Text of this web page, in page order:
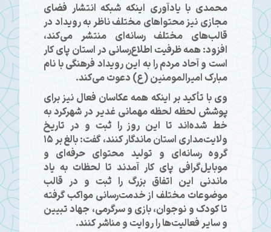
محمدی با یادآوری اینکه شبکه انتشار فضای
مجازی نیز محتواهای مختلف ناظر به رویداد در
قالب‌های مختلف رسانه‌ای منتشر می‌کند،
افزود: همه ظرفیت اطلاع‌رسانی در استان پای کار
است و آحاد مردم را به این رویداد فرهنگی با نام
مبارک امیرالمومنین (ع) دعوت می‌کند.
وی با تأکید بر اینکه همه عکاسان فعال نیز برای
پوشش لحظه لحظه مهمانی غدیر در شهرکرد به
خط شده‌اند‌ تا این روز را ثبت و در تاریخ
ولایت‌مداری استان ماندگار کنند، گفت: بالغ بر ۱۵
گروه رسانه‌ای و تولید محتوای حرفه‌ای و
موبایل‌گرافی پای کار آمدند تا لحظات به یاد
ماندنی این اتفاق بزرگ را ثبت و در قالب
موضوعات مختلف از خدمت‌رسانی مواکب گرفته
تا کودک و نوجوان، بازی و سرگرمی، جهاد تبیین
و سایر فعالیت‌ها را روایت و مناشر کنند.